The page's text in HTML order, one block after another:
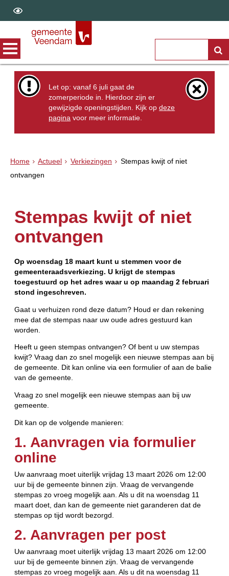
Let op: vanaf 6 juli gaat de
zomerperiode in. Hierdoor zijn er
gewijzigde openingstijden. Kijk opdeze
pagina voor meer informatie.
Home Actueel Verkiezingen
Stempas kwijt of niet
ontvangen
Stempas kwijt of niet
ontvangen
Op woensdag 18 maart kunt u stemmen voor de
gemeenteraadsverkiezing. U krijgt de stempas
toegestuurd op het adres waar u op maandag 2 februari
stond ingeschreven.
Gaat u verhuizen rond deze datum? Houd er dan rekening
mee dat de stempas naar uw oude adres gestuurd kan
worden.
Heeft u geen stempas ontvangen? Of bent u uw stempas
kwijt? Vraag dan zo snel mogelijk een nieuwe stempas aan bij
de gemeente. Dit kan online via een formulier of aan de balie
van de gemeente.
Vraag zo snel mogelijk een nieuwe stempas aan bij uw
gemeente.
Dit kan op de volgende manieren:
1. Aanvragen via formulier
online
Uw aanvraag moet uiterlijk vrijdag 13 maart 2026 om 12:00
uur bij de gemeente binnen zijn. Vraag de vervangende
stempas zo vroeg mogelijk aan. Als u dit na woensdag 11
maart doet, dan kan de gemeente niet garanderen dat de
stempas op tijd wordt bezorgd.
2. Aanvragen per post
Uw aanvraag moet uiterlijk vrijdag 13 maart 2026 om 12:00
uur bij de gemeente binnen zijn. Vraag de vervangende
stempas zo vroeg mogelijk aan. Als u dit na woensdag 11